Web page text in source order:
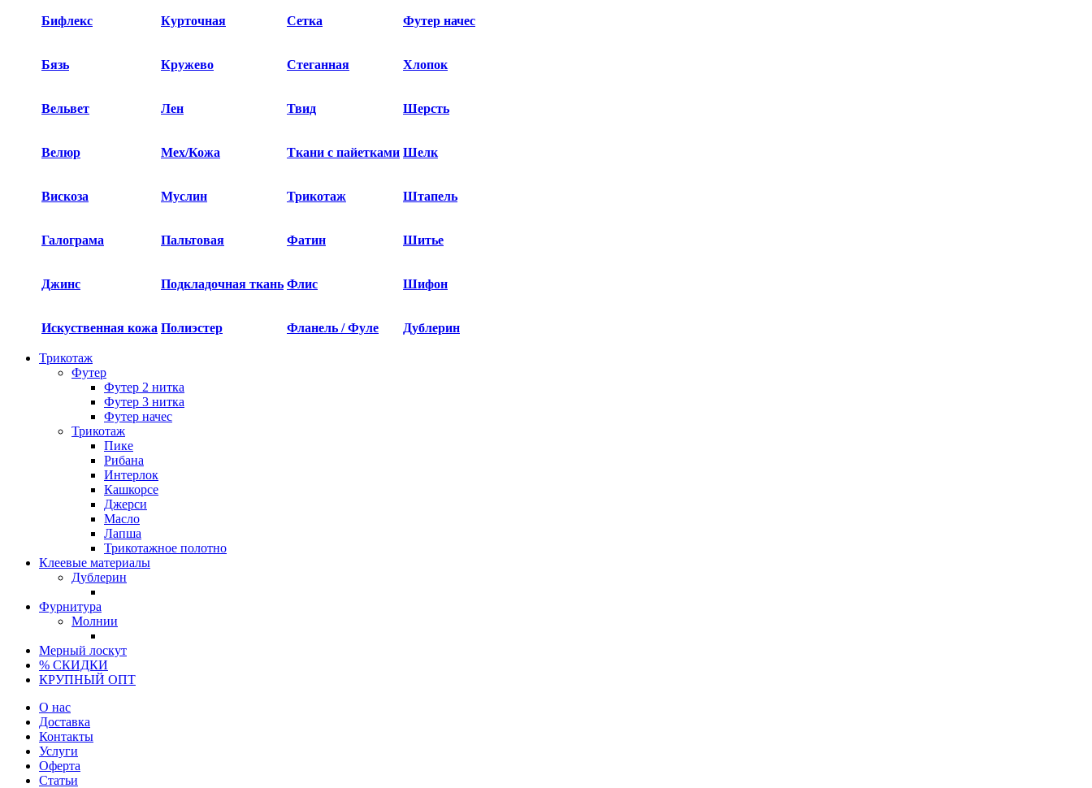
Бифлекс Курточная Сетка Футер начес
Бязь Кружево Стеганная Хлопок
Вельвет Лен Твид Шерсть
Велюр Мех/Кожа Ткани с пайетками Шелк
Вискоза Муслин Трикотаж Штапель
Галограма Пальтовая Фатин Шитье
Джинс Подкладочная ткань Флис Шифон
Искуственная кожа Полиэстер Фланель / Фуле Дублерин
Трикотаж
Футер
Футер 2 нитка​
Футер 3 нитка​
Футер начес
Трикотаж
Пике
Рибана
Интерлок
Кашкорсе
Джерси
Масло
Лапша
Трикотажное полотно
Клеевые материалы
Дублерин
Фурнитура
Молнии
Мерный лоскут
% СКИДКИ
КРУПНЫЙ ОПТ
О нас
Доставка
Контакты
Услуги
Оферта
Статьи